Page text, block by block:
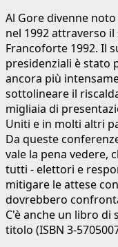
Al Gore divenne
nel 1992 attraverso il
Francoforte 1992. Il
presidenziali è stato
ancora più
sottolineare il
migliaia di
Uniti e in molti altri
Da queste
vale la pena vedere,
tutti - elettori e
mitigare le attese
dovrebbero
C'è anche un libro di
titolo (ISBN 3-